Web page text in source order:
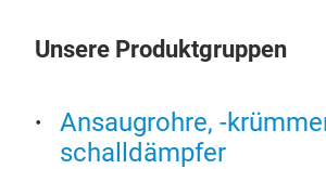
Unsere Produktgruppen
Ansaugrohre, -
schalldämpfer